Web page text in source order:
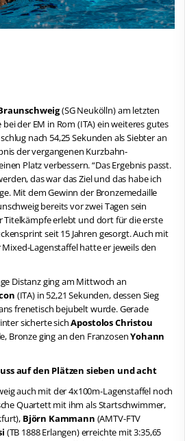
(SG Neukölln) am letzten
der EM in Rom (ITA) ein weiteres gutes
nach 54,25 Sekunden als Siebter an
der vergangenen Kurzbahn-
Platz verbessern. “Das Ergebnis passt.
das war das Ziel und das habe ich
Mit dem Gewinn der Bronzemedaille
bereits vor zwei Tagen sein
Titelkämpfe erlebt und dort für die erste
seit 15 Jahren gesorgt. Auch mit
Lagenstaffel hatte er jeweils den
Distanz ging am Mittwoch an
(ITA) in 52,21 Sekunden, dessen Sieg
frenetisch bejubelt wurde. Gerade
sicherte sichApostolos Christou
Bronze ging an den FranzosenYohann
auf den Plätzen sieben und acht
auch mit der 4x100m-Lagenstaffel noch
Quartett mit ihm als Startschwimmer,
Björn Kammann (AMTV-FTV
(TB 1888 Erlangen) erreichte mit 3:35,65